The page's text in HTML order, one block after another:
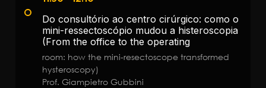
Do consultório ao centro cirúrgico: como o
mini-ressectoscópio mudou a histeroscopia
(From the office to the operating
room: how the mini-resectoscope transformed
hysteroscopy)
Prof. Giampietro Gubbini